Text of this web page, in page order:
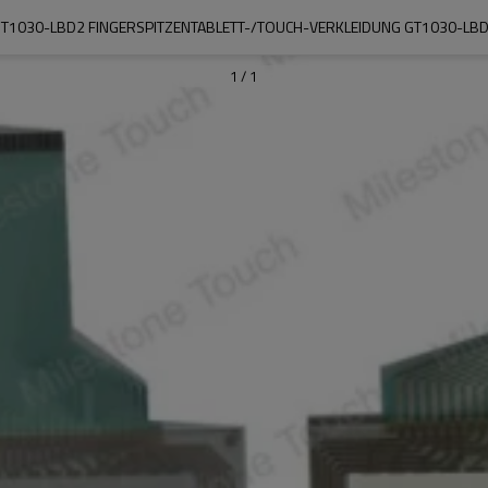
LBD2 FINGERSPITZENTABLETT-/TOUCH-VERKLEIDUNG GT1030-
1 / 1